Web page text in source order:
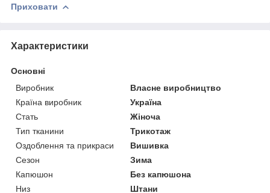
Приховати
Характеристики
Основні
Виробник
Власне виробництво
Країна виробник
Україна
Стать
Жіноча
Тип тканини
Трикотаж
Оздоблення та прикраси
Вишивка
Сезон
Зима
Капюшон
Без капюшона
Низ
Штани